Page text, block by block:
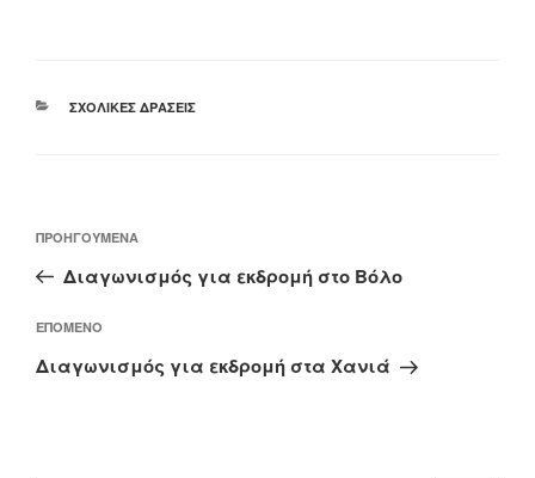
ΚΑΤΗΓΟΡΊΕΣ
ΣΧΟΛΙΚΈΣ ΔΡΆΣΕΙΣ
άρθρων
Προηγούμενο
άρθρο
ΠΡΟΗΓΟΎΜΕΝΑ
Διαγωνισμός για εκδρομή στο Βόλο
Επόμενο
άρθρο
ΕΠΌΜΕΝΟ
Διαγωνισμός για εκδρομή στα Χανιά